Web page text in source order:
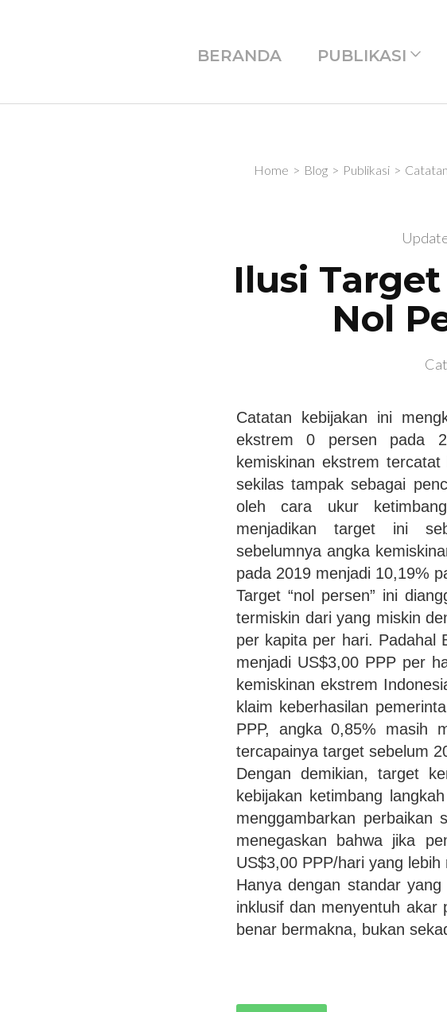
BERANDA PUBLIKASI
Home > Blog > Publikasi >
Ilusi
Nol
Catatan kebijakan ini
ekstrem 0 persen pada
kemiskinan ekstrem
sekilas tampak sebagai
oleh cara ukur
menjadikan target ini
sebelumnya angka
pada 2019 menjadi 10,19%
Target “nol persen” ini
termiskin dari yang miskin
per kapita per hari. Padahal
menjadi US$3,00 PPP per
kemiskinan ekstrem
klaim keberhasilan
PPP, angka 0,85% masih
tercapainya target sebelum
Dengan demikian, target
kebijakan ketimbang
menggambarkan perbaikan
menegaskan bahwa jika
US$3,00 PPP/hari yang
Hanya dengan standar
inklusif dan menyentuh akar
benar bermakna, bukan